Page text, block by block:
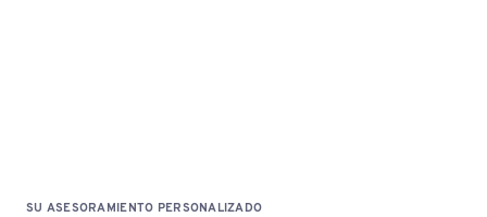
SU ASESORAMIENTO PERSONALIZADO